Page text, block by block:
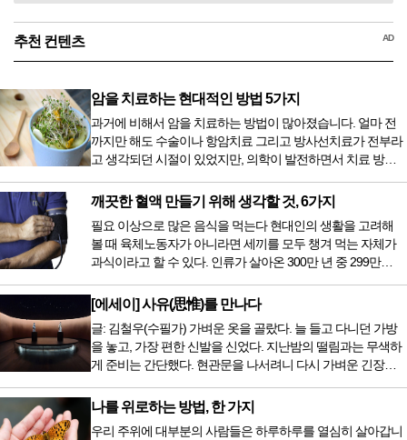
추천 컨텐츠 AD
암을 치료하는 현대적인 방법 5가지
과거에 비해서 암을 치료하는 방법이 많아졌습니다. 얼마 전
까지만 해도 수술이나 항암치료 그리고 방사선치료가 전부라
고 생각되던 시절이 있었지만, 의학이 발전하면서 치료 방법
오면서 암을 치료하는 방법이 하나 더 추가되었습니다. 중입
자 치료를 받기 위해서는 일본이나 독일 등 중입자 치료기가
있는 나라에 가서 힘들게 치료받았지만 얼마 전 국내 도입 후
전립선암 환자를 시작으로 중입자 치료기가 가동되었습니다.
치료 범위가 한정되어 모든 암 환자가 중입자 치료를 받을 수
는 없지만 치료...
깨끗한 혈액 만들기 위해 생각할 것, 6가지
필요 이상으로 많은 음식을 먹는다 현대인의 생활을 고려해
볼 때 육체노동자가 아니라면 세끼를 모두 챙겨 먹는 자체가
과식이라고 할 수 있다. 인류가 살아온 300만 년 중 299만
저녁을 습관적으로 음식을 섭취한다. 게다가 밤늦은 시간까지
음식을 먹거나, 아침에 식욕이 없는데도 ‘아침을 먹어야 하루
가 활기차다’라는 이야기에 사로잡혀 억지로 먹는 경우가 많
다. 식욕이 없다는 느낌은 본능이 보내는 신호다. 즉 먹어도 소
화할 힘이 없다거나 더 이상 먹으면 혈액 안에 잉여물...
[에세이] 사유(思惟)를 만나다
글: 김철우(수필가) 가벼운 옷을 골랐다. 늘 들고 다니던 가방
을 놓고, 가장 편한 신발을 신었다. 지난밤의 떨림과는 무색하
게 준비는 간단했다. 현관문을 나서려니 다시 가벼운 긴장감
막이 열리기 전. 그 특유의 무대 냄새를 맡았을 때의 긴장감 같
은 것이었다. 두 금동 미륵 반가사유상을 만나러 가는 길은 그
렇게 시작됐다. 두 반가사유상을 알게 된 것은 몇 해 전이었다.
나를 위로하는 방법, 한 가지
우리 주위에 대부분의 사람들은 하루하루를 열심히 살아갑니